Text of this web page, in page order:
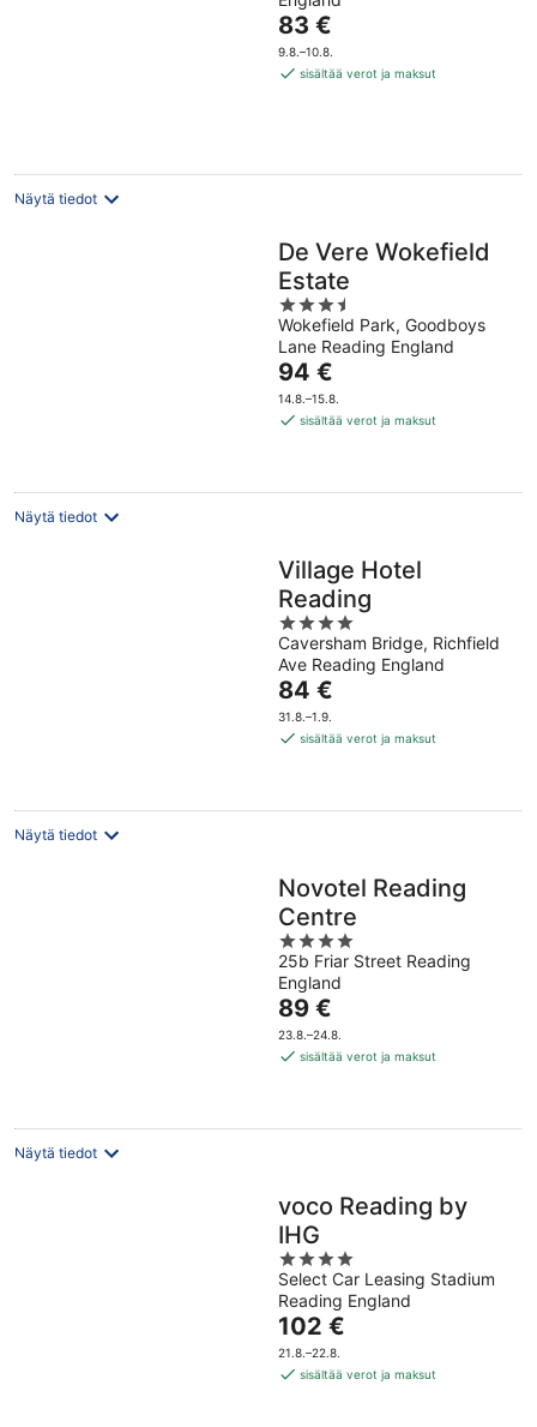
of
5
Hinta
on
83 €
83 €
9.8.–10.8.
sisältää verot ja maksut
Näytä tiedot
De Vere Wokefield
Estate
3.5
out
of
5
Wokefield Park, Goodboys
Lane Reading England
Hinta
on
94 €
94 €
14.8.–15.8.
sisältää verot ja maksut
Näytä tiedot
Village Hotel
Reading
4
out
of
5
Caversham Bridge, Richfield
Ave Reading England
Hinta
on
84 €
84 €
31.8.–1.9.
sisältää verot ja maksut
Näytä tiedot
Novotel Reading
Centre
4
out
of
5
25b Friar Street Reading
England
Hinta
on
89 €
89 €
23.8.–24.8.
sisältää verot ja maksut
Näytä tiedot
voco Reading by
IHG
4
out
of
5
Select Car Leasing Stadium
Reading England
Hinta
on
102 €
102 €
21.8.–22.8.
sisältää verot ja maksut